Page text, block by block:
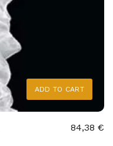
ADD TO CART
84,38 €